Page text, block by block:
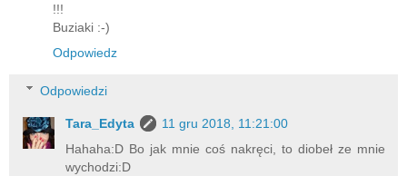
!!!
Buziaki :-)
Odpowiedz
Odpowiedzi
Tara_Edyta
11 gru 2018, 11:21:00
Hahaha:D Bo jak mnie coś nakręci, to diobeł ze mnie
wychodzi:D